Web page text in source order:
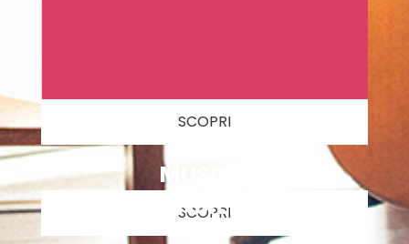
SCOPRI
MUSICA
D'INSIEME
SCOPRI